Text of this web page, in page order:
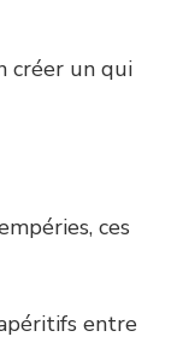
créer un qui
ces
entre